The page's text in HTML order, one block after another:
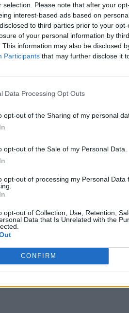
selection. Please note that after your
interest-based ads based on
to third parties prior to your
of your personal information by
This information may also be disclosed
Participants that may further disclose it
Data Processing Opt Outs
opt-out of the Sharing of my personal
opt-out of the Sale of my Personal Data.
opt-out of processing my Personal Data
opt-out of Collection, Use, Retention,
Data that Is Unrelated with the
CONFIRM